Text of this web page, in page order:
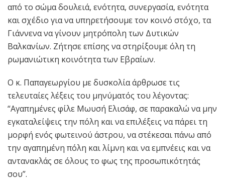
από το σώμα δουλειά, ενότητα, συνεργασία, ενότητα
και σχέδιο για να υπηρετήσουμε τον κοινό στόχο, τα
Γιάννενα να γίνουν μητρόπολη των Δυτικών
Βαλκανίων. Ζήτησε επίσης να στηρίξουμε όλη τη
ρωμανιώτικη κοινότητα των Εβραίων.
Ο κ. Παπαγεωργίου με δυσκολία άρθρωσε τις
τελευταίες λέξεις του μηνύματός του λέγοντας:
“Αγαπημένες φίλε Μωυσή Ελισάφ, σε παρακαλώ να μην
εγκαταλείψεις την πόλη και να επιλέξεις να πάρει τη
μορφή ενός φωτεινού άστρου, να στέκεσαι πάνω από
την αγαπημένη πόλη και λίμνη και να εμπνέεις και να
αντανακλάς σε όλους το φως της προσωπικότητάς
σου”.